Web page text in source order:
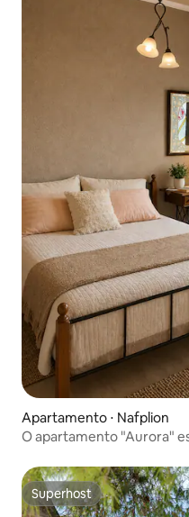
Apartamento ⋅ Nafplion
O apartamento "Aurora"
Superhost
Superhost